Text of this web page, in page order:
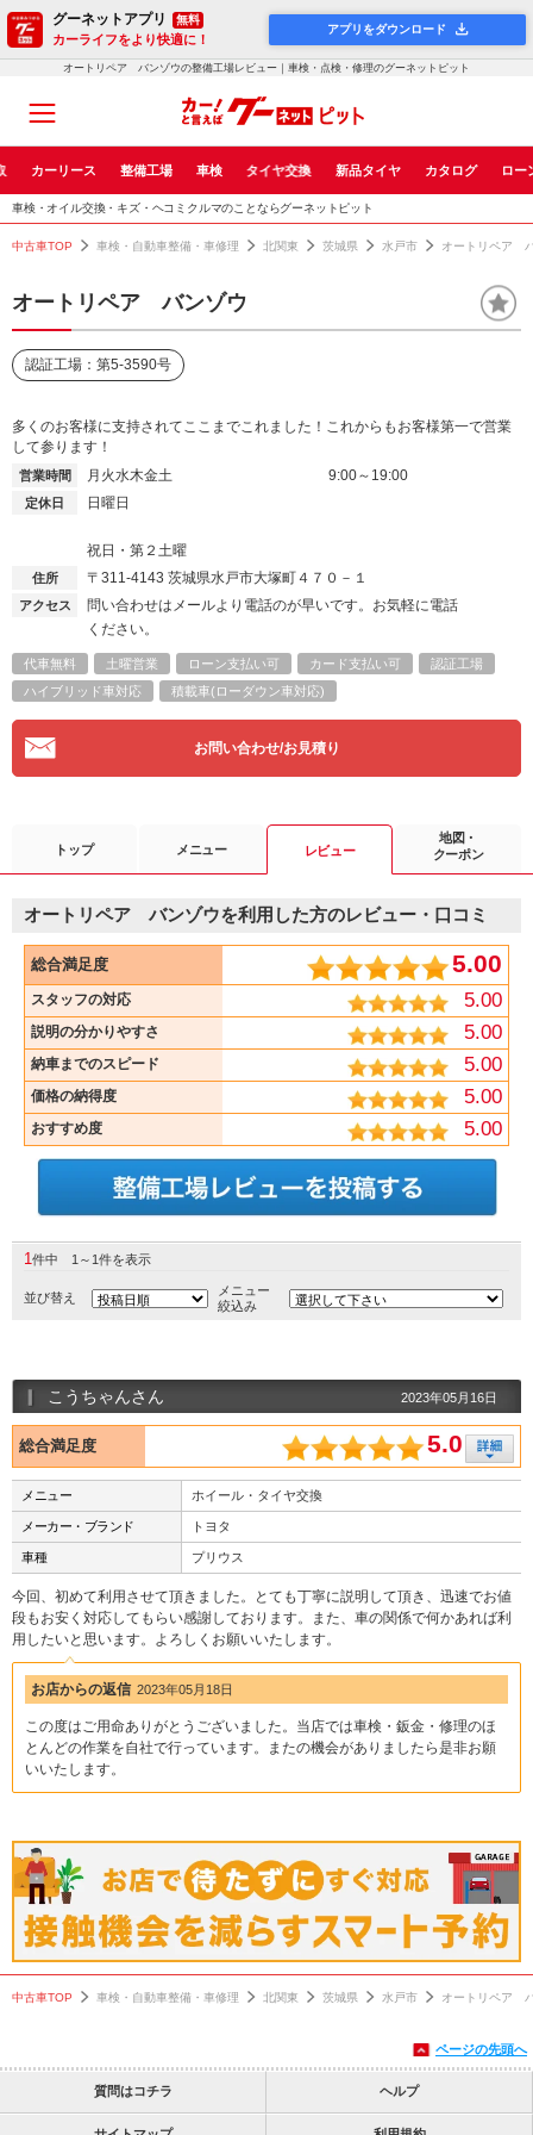
グーネットアプリ 無料
カーライフをより快適に！
アプリをダウンロード
オートリペア バンゾウの整備工場レビュー｜車検・点検・修理のグーネットピット
カーリース 整備工場 車検 タイヤ交換 新品タイヤ カタログ ロー
車検・オイル交換・キズ・ヘコミクルマのことならグーネットピット
中古車TOP 車検・自動車整備・車修理 北関東 茨城県 水戸市 オートリペア
オートリペア バンゾウ
認証工場：第5-3590号
多くのお客様に支持されてここまでこれました！これからもお客様第一で営業
して参ります！
営業時間 月火水木金土 9:00～19:00
定休日 日曜日
祝日・第２土曜
住所 〒311-4143 茨城県水戸市大塚町４７０－１
アクセス
問い合わせはメールより電話のが早いです。お気軽に電話
ください。
代車無料 土曜営業 ローン支払い可 カード支払い可
認証工場
ハイブリッド車対応
積載車(ローダウン車対応)
お問い合わせ/お見積り
トップ メニュー レビュー
地図・
クーポン
オートリペア バンゾウを利用した方のレビュー・口コミ
総合満足度 5.00
スタッフの対応 5.00
説明の分かりやすさ 5.00
納車までのスピード 5.00
価格の納得度 5.00
おすすめ度 5.00
1件中 1～1件を表示
並び替え
メニュー
絞込み
こうちゃんさん 2023年05月16日
総合満足度 5.0
メニュー ホイール・タイヤ交換
メーカー・ブランド トヨタ
車種 プリウス
今回、初めて利用させて頂きました。とても丁寧に説明して頂き、迅速でお値
段もお安く対応してもらい感謝しております。また、車の関係で何かあれば利
用したいと思います。よろしくお願いいたします。
お店からの返信 2023年05月18日
この度はご用命ありがとうございました。当店では車検・鈑金・修理のほ
とんどの作業を自社で行っています。またの機会がありましたら是非お願
いいたします。
中古車TOP 車検・自動車整備・車修理 北関東 茨城県 水戸市 オートリペア
ページの先頭へ
質問はコチラ ヘルプ